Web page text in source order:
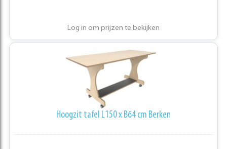
Log in om prijzen te bekijken
Hoogzit tafel L150 x B64 cm Berken